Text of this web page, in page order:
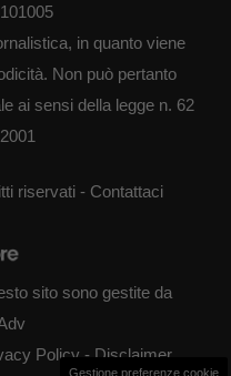
in quanto viene
Non può pertanto
ai sensi della legge n. 62
riservati - Contattaci
sito sono gestite da
Policy- Disclaimer
Gestione preferenze cookie